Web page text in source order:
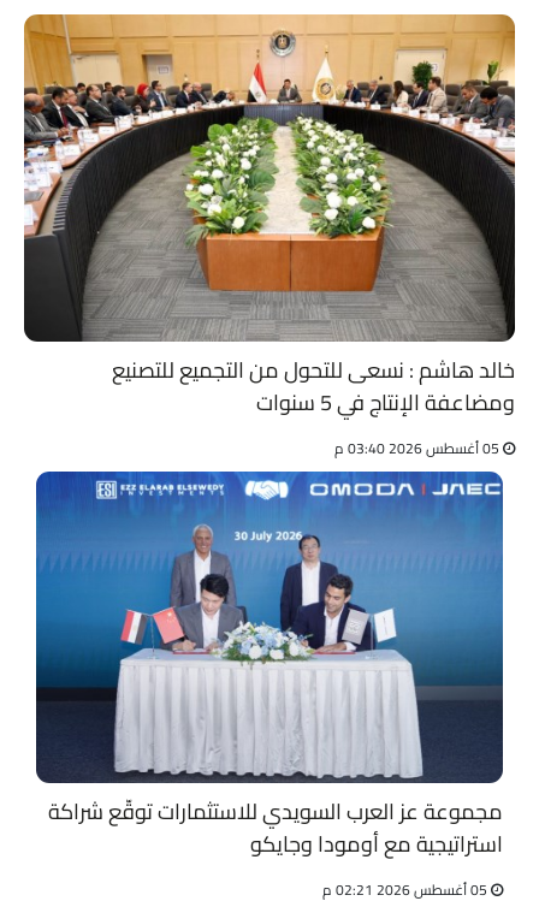
خالد هاشم : نسعى للتحول من التجميع للتصنيع
ومضاعفة الإنتاج في 5 سنوات
مجموعة عز العرب السويدي للاستثمارات توقّع شراكة
استراتيجية مع أومودا وجايكو